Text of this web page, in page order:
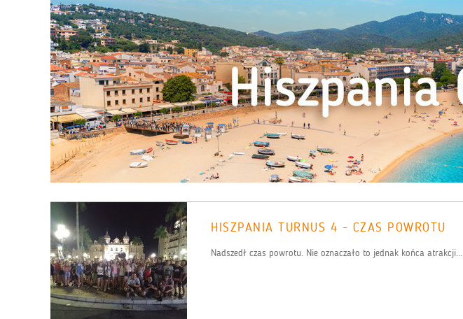
HISZPANIA TURNUS 4 - CZAS POWROTU
Nadszedł czas powrotu. Nie oznaczało to jednak końca atrakcji...